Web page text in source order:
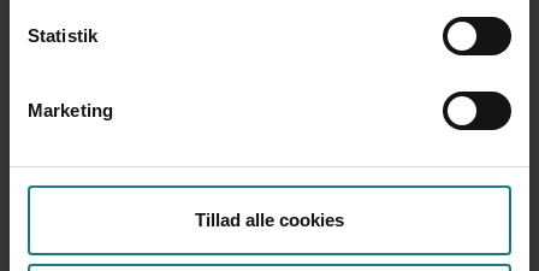
Statistik
Marketing
Tillad alle cookies
At lederen – hvis han eller hun i samarbejde med
betyder, at politianmeldelse kan undlades –
dokumenterer dette i et grundigt notat, der så at
Hellere en forsikring
På mødet i Justitsministeriet stod det også klart, at